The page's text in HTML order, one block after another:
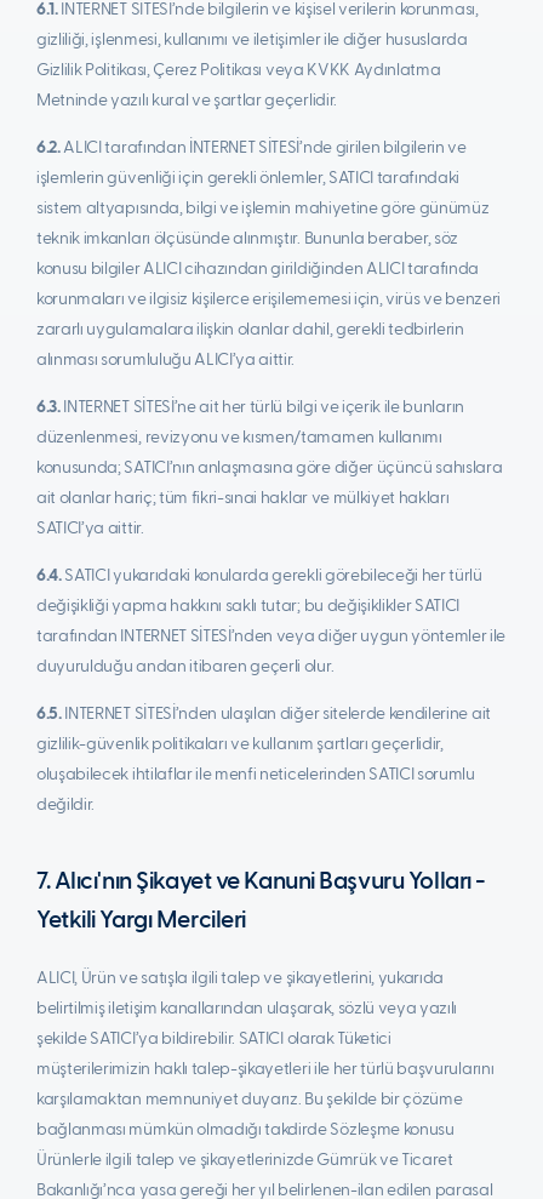
6.1.INTERNET SİTESİ’nde bilgilerin ve kişisel verilerin korunması,
gizliliği, işlenmesi, kullanımı ve iletişimler ile diğer hususlarda
Gizlilik Politikası, Çerez Politikası veya KVKK Aydınlatma
Metninde yazılı kural ve şartlar geçerlidir.
6.2.ALICI tarafından İNTERNET SİTESİ’nde girilen bilgilerin ve
işlemlerin güvenliği için gerekli önlemler, SATICI tarafındaki
sistem altyapısında, bilgi ve işlemin mahiyetine göre günümüz
teknik imkanları ölçüsünde alınmıştır. Bununla beraber, söz
konusu bilgiler ALICI cihazından girildiğinden ALICI tarafında
korunmaları ve ilgisiz kişilerce erişilememesi için, virüs ve benzeri
zararlı uygulamalara ilişkin olanlar dahil, gerekli tedbirlerin
alınması sorumluluğu ALICI’ya aittir.
6.3.INTERNET SİTESİ’ne ait her türlü bilgi ve içerik ile bunların
düzenlenmesi, revizyonu ve kısmen/tamamen kullanımı
konusunda; SATICI’nın anlaşmasına göre diğer üçüncü sahıslara
ait olanlar hariç; tüm fikri-sınai haklar ve mülkiyet hakları
SATICI’ya aittir.
6.4.SATICI yukarıdaki konularda gerekli görebileceği her türlü
değişikliği yapma hakkını saklı tutar; bu değişiklikler SATICI
tarafından INTERNET SİTESİ’nden veya diğer uygun yöntemler ile
duyurulduğu andan itibaren geçerli olur.
6.5.INTERNET SİTESİ’nden ulaşılan diğer sitelerde kendilerine ait
gizlilik-güvenlik politikaları ve kullanım şartları geçerlidir,
oluşabilecek ihtilaflar ile menfi neticelerinden SATICI sorumlu
değildir.
7. Alıcı'nın Şikayet ve Kanuni Başvuru Yolları -
Yetkili Yargı Mercileri
ALICI, Ürün ve satışla ilgili talep ve şikayetlerini, yukarıda
belirtilmiş iletişim kanallarından ulaşarak, sözlü veya yazılı
şekilde SATICI’ya bildirebilir. SATICI olarak Tüketici
müşterilerimizin haklı talep-şikayetleri ile her türlü başvurularını
karşılamaktan memnuniyet duyarız. Bu şekilde bir çözüme
bağlanması mümkün olmadığı takdirde Sözleşme konusu
Ürünlerle ilgili talep ve şikayetlerinizde Gümrük ve Ticaret
Bakanlığı’nca yasa gereği her yıl belirlenen-ilan edilen parasal